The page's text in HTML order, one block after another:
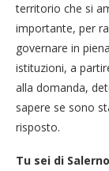
territorio che si
importante, per
governare in
istituzioni, a
alla domanda,
sapere se sono
risposto.
Tu sei di